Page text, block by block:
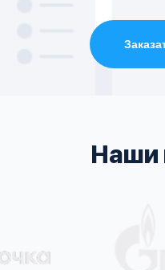
Наши